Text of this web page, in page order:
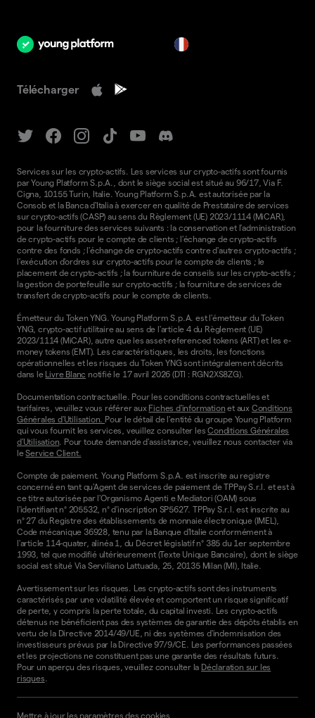
Télécharger
Services sur les crypto-actifs. Les services sur crypto-actifs sont fournis
par Young Platform S.p.A., dont le siège social est situé au 96/17, Via F.
Cigna, 10155 Turin, Italie. Young Platform S.p.A. est autorisée par la
Consob et la Banca d'Italia à exercer en qualité de Prestataire de services
sur crypto-actifs (CASP) au sens du Règlement (UE) 2023/1114 (MiCAR),
pour la fourniture des services suivants : la conservation et l'administration
de crypto-actifs pour le compte de clients ; l'échange de crypto-actifs
contre des fonds ; l'échange de crypto-actifs contre d'autres crypto-actifs ;
l'exécution d'ordres sur crypto-actifs pour le compte de clients ; le
placement de crypto-actifs ; la fourniture de conseils sur les crypto-actifs ;
la gestion de portefeuille sur crypto-actifs ; la fourniture de services de
transfert de crypto-actifs pour le compte de clients.
Émetteur du Token YNG. Young Platform S.p.A. est l'émetteur du Token
YNG, crypto-actif utilitaire au sens de l'article 4 du Règlement (UE)
2023/1114 (MiCAR), autre que les asset-referenced tokens (ART) et les e-
money tokens (EMT). Les caractéristiques, les droits, les fonctions
opérationnelles et les risques du Token YNG sont intégralement décrits
dans le Livre Blanc notifié le 17 avril 2026 (DTI : RGN2XS8ZG).
Documentation contractuelle. Pour les conditions contractuelles et
tarifaires, veuillez vous référer aux Fiches d'information et aux Conditions
Générales d'Utilisation. Pour le détail de l'entité du groupe Young Platform
qui vous fournit les services, veuillez consulter lesConditions Générales
d'Utilisation . Pour toute demande d'assistance, veuillez nous contacter via
leService Client.
Compte de paiement. Young Platform S.p.A. est inscrite au registre
concerné en tant qu'Agent de services de paiement de TPPay S.r.l. et est à
ce titre autorisée par l'Organismo Agenti e Mediatori (OAM) sous
l'identifiant n° 205532, n° d'inscription SP5627. TPPay S.r.l. est inscrite au
n° 27 du Registre des établissements de monnaie électronique (IMEL),
Code mécanique 36928, tenu par la Banque d'Italie conformément à
l'article 114-quater, alinéa 1, du Décret législatif n° 385 du 1er septembre
1993, tel que modifié ultérieurement (Texte Unique Bancaire), dont le siège
social est situé Via Serviliano Lattuada, 25, 20135 Milan (MI), Italie.
Avertissement sur les risques. Les crypto-actifs sont des instruments
caractérisés par une volatilité élevée et comportent un risque significatif
de perte, y compris la perte totale, du capital investi. Les crypto-actifs
détenus ne bénéficient pas des systèmes de garantie des dépôts établis en
vertu de la Directive 2014/49/UE, ni des systèmes d'indemnisation des
investisseurs prévus par la Directive 97/9/CE. Les performances passées
et les projections ne constituent pas une garantie des résultats futurs.
Pour un aperçu des risques, veuillez consulter la Déclaration sur les
risques
Mettre à jour les paramètres des cookies